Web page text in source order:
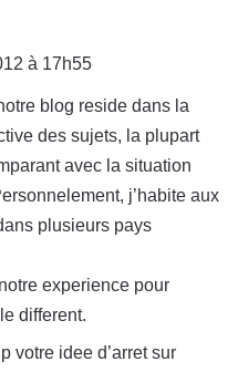
à 17h55
blog reside dans la
des sujets, la plupart
avec la situation
j’habite aux
plusieurs pays
experience pour
different.
votre idee d’arret sur